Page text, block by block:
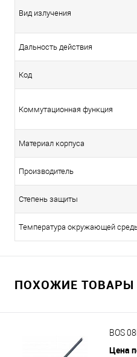
Вид излучения
Дальность действия
Код
Коммутационная функция
Материал корпуса
Производитель
Степень защиты
Температура окружающей
ПОХОЖИЕ ТОВАРЫ
BOS
Цена